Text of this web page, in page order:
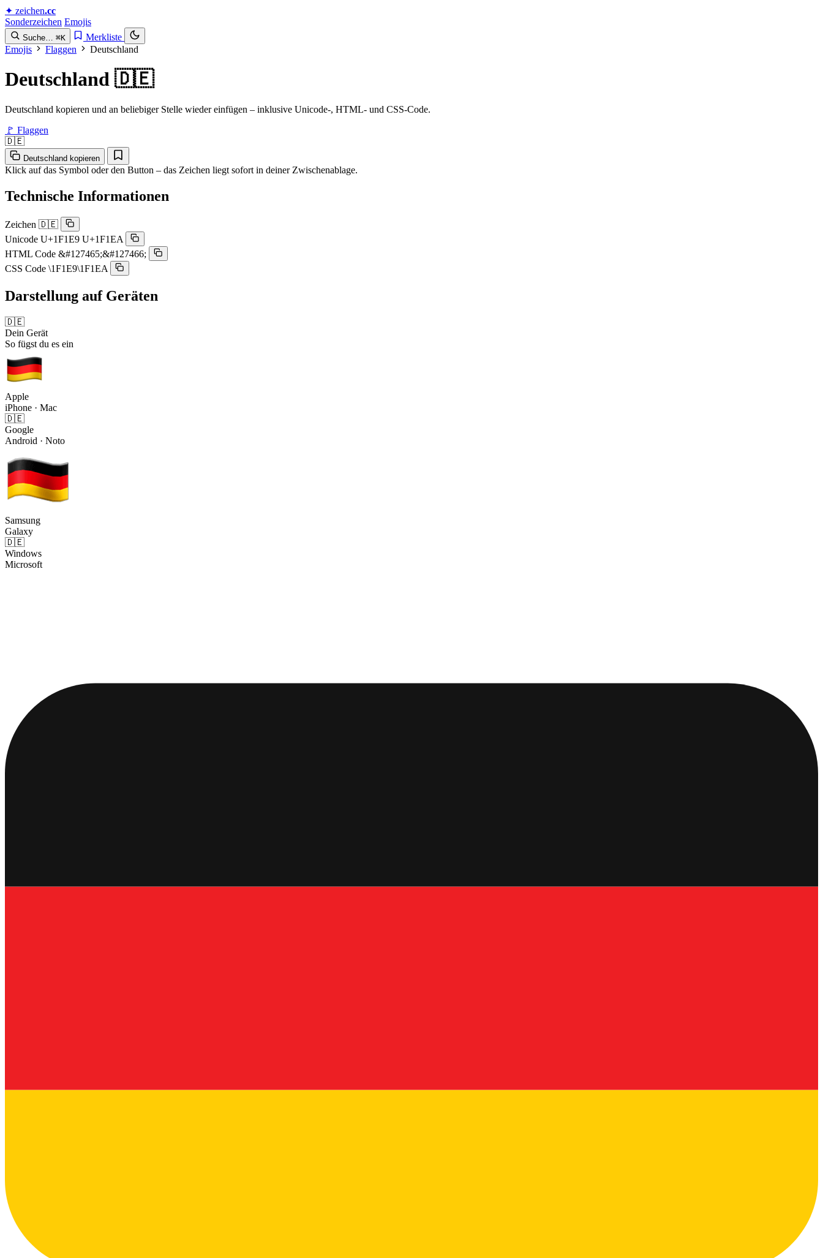
✦ zeichen.cc
Sonderzeichen Emojis
Suche… ⌘K
Merkliste
Emojis
Flaggen Deutschland
Deutschland 🇩🇪
Deutschland kopieren und an beliebiger Stelle wieder einfügen – inklusive Unicode-, HTML- und CSS-Code.
🚩 Flaggen
🇩🇪
Deutschland kopieren
Klick auf das Symbol oder den Button – das Zeichen liegt sofort in deiner Zwischenablage.
Technische Informationen
Zeichen 🇩🇪
Unicode U+1F1E9 U+1F1EA
HTML Code &#127465;&#127466;
CSS Code \1F1E9\1F1EA
Darstellung auf Geräten
🇩🇪
Dein Gerät
So fügst du es ein
Apple
iPhone · Mac
🇩🇪
Google
Android · Noto
Samsung
Galaxy
🇩🇪
Windows
Microsoft